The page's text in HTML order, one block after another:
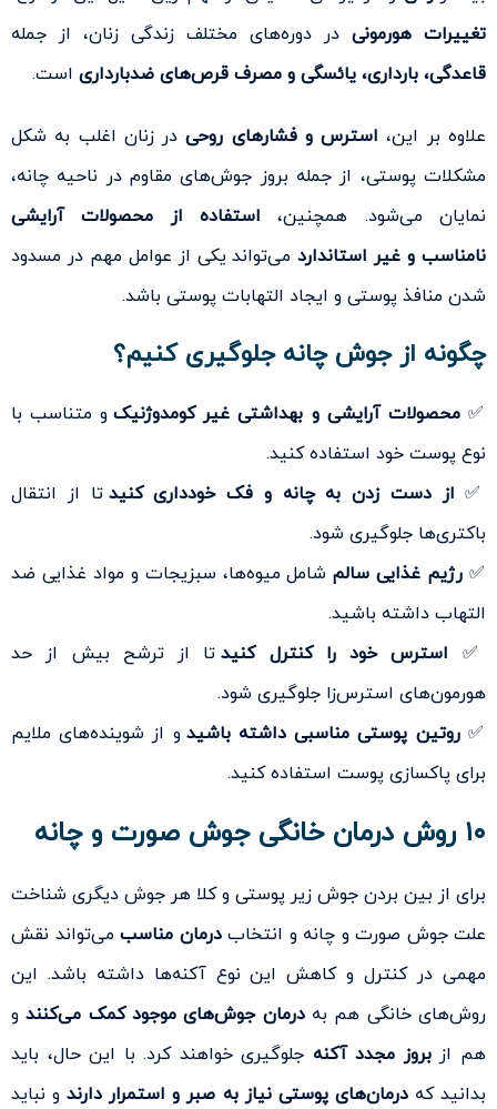
تغییرات هورمونی در دوره‌های مختلف زندگی زنان، از جمله
قاعدگی، بارداری، یائسگی و مصرف قرص‌های ضدبارداری است.
علاوه بر این، استرس و فشارهای روحیدر زنان اغلب به شکل
مشکلات پوستی، از جمله بروز جوش‌های مقاوم در ناحیه چانه،
نمایان می‌شود. همچنین، استفاده از محصولات آرایشی
نامناسب و غیر استانداردمی‌تواند یکی از عوامل مهم در مسدود
شدن منافذ پوستی و ایجاد التهابات پوستی باشد.
چگونه از جوش چانه جلوگیری کنیم؟
✅محصولات آرایشی و بهداشتی غیر کومدوژنیکو متناسب با
نوع پوست خود استفاده کنید.
✅ از دست زدن به چانه و فک خودداری کنید تا از انتقال
باکتری‌ها جلوگیری شود.
✅ رژیم غذایی سالم شامل میوه‌ها، سبزیجات و مواد غذایی ضد
التهاب داشته باشید.
✅ استرس خود را کنترل کنیدتا از ترشح بیش از حد
هورمون‌های استرس‌زا جلوگیری شود.
✅روتین پوستی مناسبی داشته باشید و از شوینده‌های ملایم
برای پاکسازی پوست استفاده کنید.
۱۰ روش درمان خانگی جوش صورت و چانه
برای از بین بردن جوش زیر پوستی و کلا هر جوش دیگری شناخت
علت جوش صورت و چانه و انتخابدرمان مناسب می‌تواند نقش
مهمی در کنترل و کاهش این نوع آکنه‌ها داشته باشد. این
روش‌های خانگی هم بهدرمان جوش‌های موجود کمک می‌کنندو
هم ازبروز مجدد آکنه جلوگیری خواهند کرد. با این حال، باید
بدانید کهدرمان‌های پوستی نیاز به صبر و استمرار دارندو نباید